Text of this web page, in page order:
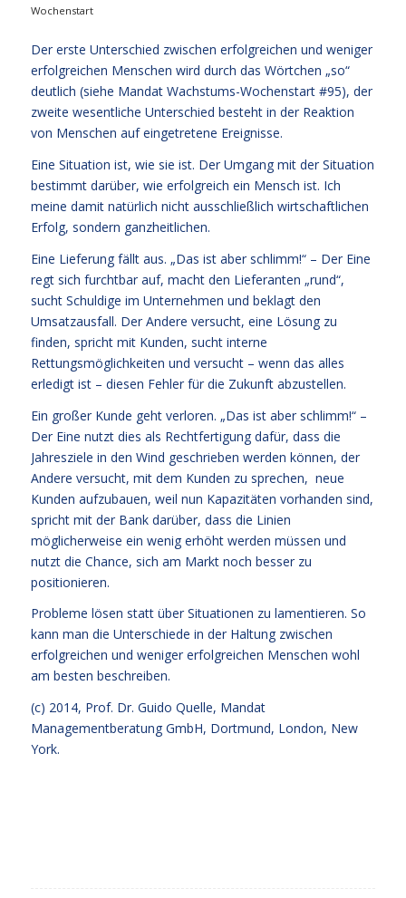
Wochenstart
Der erste Unterschied zwischen erfolgreichen und weniger
erfolgreichen Menschen wird durch das Wörtchen „so“
deutlich (siehe Mandat Wachstums-Wochenstart #95), der
zweite wesentliche Unterschied besteht in der Reaktion
von Menschen auf eingetretene Ereignisse.
Eine Situation ist, wie sie ist. Der Umgang mit der Situation
bestimmt darüber, wie erfolgreich ein Mensch ist. Ich
meine damit natürlich nicht ausschließlich wirtschaftlichen
Erfolg, sondern ganzheitlichen.
Eine Lieferung fällt aus. „Das ist aber schlimm!“ – Der Eine
regt sich furchtbar auf, macht den Lieferanten „rund“,
sucht Schuldige im Unternehmen und beklagt den
Umsatzausfall. Der Andere versucht, eine Lösung zu
finden, spricht mit Kunden, sucht interne
Rettungsmöglichkeiten und versucht – wenn das alles
erledigt ist – diesen Fehler für die Zukunft abzustellen.
Ein großer Kunde geht verloren. „Das ist aber schlimm!“ –
Der Eine nutzt dies als Rechtfertigung dafür, dass die
Jahresziele in den Wind geschrieben werden können, der
Andere versucht, mit dem Kunden zu sprechen, neue
Kunden aufzubauen, weil nun Kapazitäten vorhanden sind,
spricht mit der Bank darüber, dass die Linien
möglicherweise ein wenig erhöht werden müssen und
nutzt die Chance, sich am Markt noch besser zu
positionieren.
Probleme lösen statt über Situationen zu lamentieren. So
kann man die Unterschiede in der Haltung zwischen
erfolgreichen und weniger erfolgreichen Menschen wohl
am besten beschreiben.
(c) 2014, Prof. Dr. Guido Quelle, Mandat
Managementberatung GmbH, Dortmund, London, New
York.